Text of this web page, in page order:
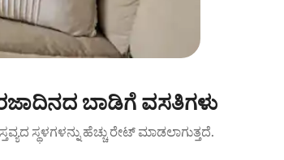
ಬಾಡಿಗೆ ವಸತಿಗಳು
ಸ್ಥಳಗಳನ್ನು ಹೆಚ್ಚು ರೇಟ್ ಮಾಡಲಾಗುತ್ತದೆ.